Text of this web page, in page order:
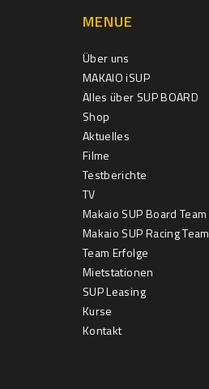
MENUE
Über uns
MAKAIO iSUP
Alles über SUP BOARD
Shop
Aktuelles
Filme
Testberichte
TV
Makaio SUP Board Team
Makaio SUP Racing Team
Team Erfolge
Mietstationen
SUP Leasing
Kurse
Kontakt